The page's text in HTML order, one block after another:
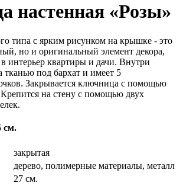
настенная «Розы»
типа с ярким рисунком на крышке - это
но и оригинальный элемент декора,
интерьер квартиры и дачи. Внутри
тканью под бархат и имеет 5
Закрывается ключница с помощью
на стену с помощью двух
см.
закрытая
дерево, полимерные материалы, металл
27 см.